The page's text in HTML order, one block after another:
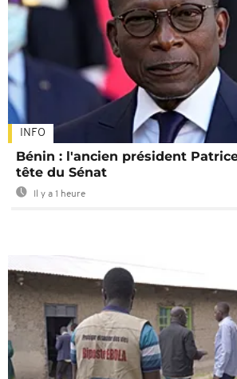
INFO
Bénin : l'ancien président
tête du Sénat
Il y a 1 heure